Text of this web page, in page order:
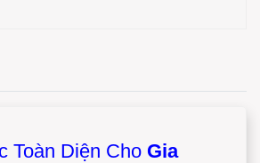
Toàn Diện Cho Gia